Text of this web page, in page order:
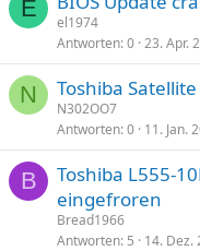
E
el1974
Antworten 0 23. Apr.
N Toshiba
N302OO7
Antworten 0 11. Jan.
B
Toshiba L555-
eingefroren
Bread1966
Antworten 5 14. Dez.